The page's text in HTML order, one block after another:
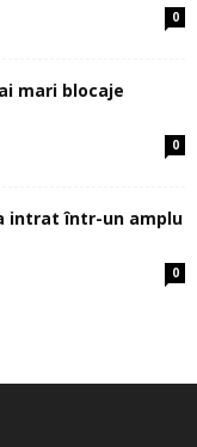
0
mari blocaje
0
intrat într-un amplu
0